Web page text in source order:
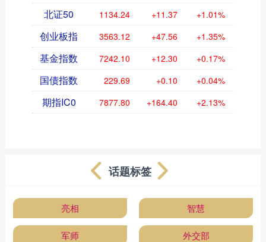
北证50 1134.24 +11.37 +1.01%
创业板指 3563.12 +47.56 +1.35%
基金指数 7242.10 +12.30 +0.17%
国债指数 229.69 +0.10 +0.04%
期指IC0 7877.80 +164.40 +2.13%
话题标签
亮相 智慧
军师 外交部